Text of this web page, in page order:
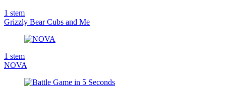
1 stem
Grizzly Bear Cubs and Me
1 stem
NOVA